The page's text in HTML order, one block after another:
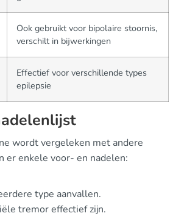
Ook gebruikt voor bipolaire stoornis,
verschilt in bijwerkingen
Effectief voor verschillende types
epilepsie
wordt vergeleken met andere
er enkele voor- en nadelen:
type aanvallen.
tremor effectief zijn.